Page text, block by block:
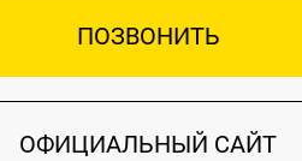
ПОЗВОНИТЬ
ОФИЦИАЛЬНЫЙ САЙТ